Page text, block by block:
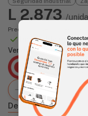
L 2,873 /
Precio incluye impuesto
Disponible Online
Vendido Por:
Agencia
2 días - Tiempo de
Descripción